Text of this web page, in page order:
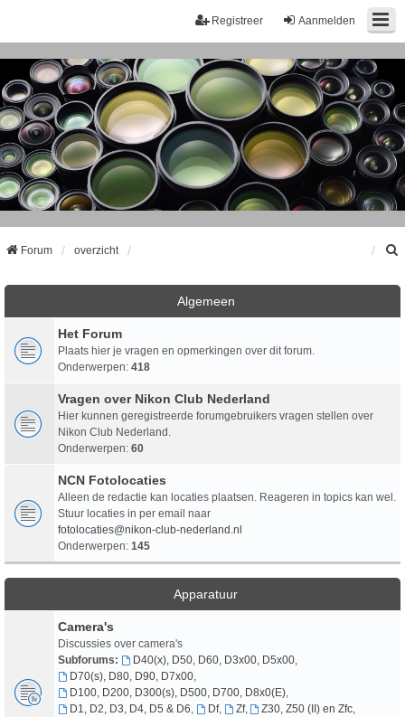
Aanmelden
Registreer
Forum overzicht
Algemeen
Het Forum
Plaats hier je vragen en opmerkingen over dit forum.
Onderwerpen: 418
Vragen over Nikon Club Nederland
Hier kunnen geregistreerde forumgebruikers vragen stellen over
Nikon Club Nederland.
Onderwerpen: 60
NCN Fotolocaties
Alleen de redactie kan locaties plaatsen. Reageren in topics kan wel.
Stuur locaties in per email naar
fotolocaties@nikon-club-nederland.nl
Onderwerpen: 145
Apparatuur
Camera's
Discussies over camera's
Subforums:
D40(x), D50, D60, D3x00, D5x00,
D70(s), D80, D90, D7x00,
D100, D200, D300(s), D500, D700, D8x0(E),
D1, D2, D3, D4, D5 & D6
Df, Zf, Z30, Z50 (II) en Zfc